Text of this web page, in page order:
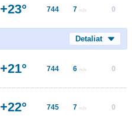
+23° 744 7 m/s 0
Detaliat
+21° 744 6 m/s 0
+22° 745 7 m/s 0